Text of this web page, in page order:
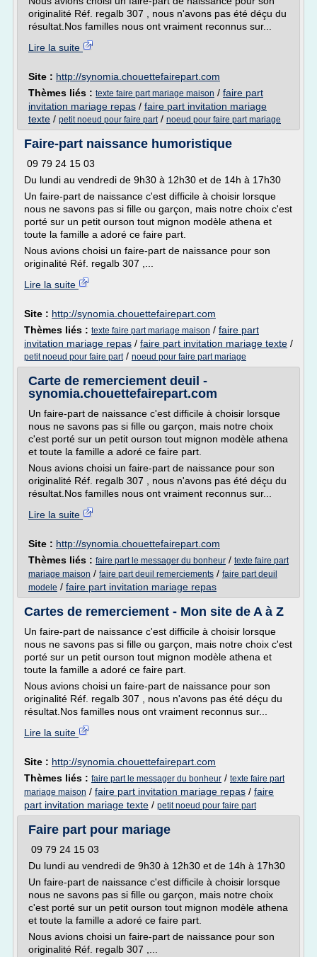
originalité Réf. regalb 307 , nous n'avons pas été déçu du
résultat.Nos familles nous ont vraiment reconnus sur...
Lire la suite
Site : http://synomia.chouettefairepart.com
Thèmes liés : texte faire part mariage maison / faire part
invitation mariage repas / faire part invitation mariage
texte / petit noeud pour faire part/ noeud pour faire part mariage
Faire-part naissance humoristique
09 79 24 15 03
Du lundi au vendredi de 9h30 à 12h30 et de 14h à 17h30
Un faire-part de naissance c'est difficile à choisir lorsque
nous ne savons pas si fille ou garçon, mais notre choix c'est
porté sur un petit ourson tout mignon modèle athena et
toute la famille a adoré ce faire part.
Nous avions choisi un faire-part de naissance pour son
originalité Réf. regalb 307 ,...
Lire la suite
Site : http://synomia.chouettefairepart.com
Thèmes liés : texte faire part mariage maison / faire part
invitation mariage repas / faire part invitation mariage texte /
petit noeud pour faire part/ noeud pour faire part mariage
Carte de remerciement deuil -
synomia.chouettefairepart.com
Un faire-part de naissance c'est difficile à choisir lorsque
nous ne savons pas si fille ou garçon, mais notre choix
c'est porté sur un petit ourson tout mignon modèle athena
et toute la famille a adoré ce faire part.
Nous avions choisi un faire-part de naissance pour son
originalité Réf. regalb 307 , nous n'avons pas été déçu du
résultat.Nos familles nous ont vraiment reconnus sur...
Lire la suite
Site : http://synomia.chouettefairepart.com
Thèmes liés : faire part le messager du bonheur / texte faire part
mariage maison / faire part deuil remerciements / faire part deuil
modele / faire part invitation mariage repas
Cartes de remerciement - Mon site de A à Z
Un faire-part de naissance c'est difficile à choisir lorsque
nous ne savons pas si fille ou garçon, mais notre choix c'est
porté sur un petit ourson tout mignon modèle athena et
toute la famille a adoré ce faire part.
Nous avions choisi un faire-part de naissance pour son
originalité Réf. regalb 307 , nous n'avons pas été déçu du
résultat.Nos familles nous ont vraiment reconnus sur...
Lire la suite
Site : http://synomia.chouettefairepart.com
Thèmes liés : faire part le messager du bonheur / texte faire part
mariage maison / faire part invitation mariage repas / faire
part invitation mariage texte / petit noeud pour faire part
Faire part pour mariage
09 79 24 15 03
Du lundi au vendredi de 9h30 à 12h30 et de 14h à 17h30
Un faire-part de naissance c'est difficile à choisir lorsque
nous ne savons pas si fille ou garçon, mais notre choix
c'est porté sur un petit ourson tout mignon modèle athena
et toute la famille a adoré ce faire part.
Nous avions choisi un faire-part de naissance pour son
originalité Réf. regalb 307 ,...